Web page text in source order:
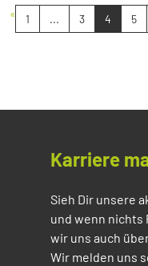
« 1 ... 3 4 5
Karriere
Sieh Dir unsere
und wenn nichts
wir uns auch
Wir melden uns